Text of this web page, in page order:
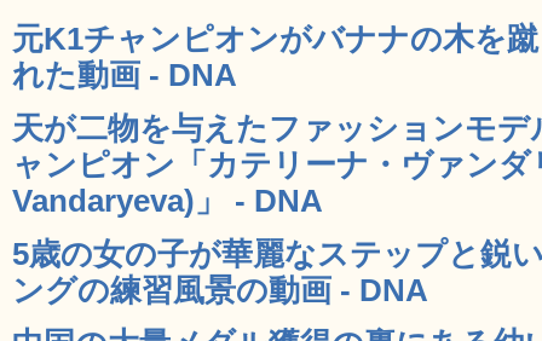
元K1チャンピオンがバナナの木を
れた動画 - DNA
天が二物を与えたファッションモ
ャンピオン「カテリーナ・ヴァン
Vandaryeva)」 - DNA
5歳の女の子が華麗なステップと鋭
ングの練習風景の動画 - DNA